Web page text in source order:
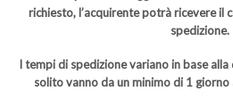
richiesto, l’acquirente potrà ricevere il
spedizione.
I tempi di spedizione variano in base
solito vanno da un minimo di 1 giorno